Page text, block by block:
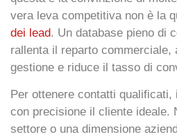
vera leva competitiva non è la
dei lead. Un database pieno di
rallenta il reparto commerciale,
gestione e riduce il tasso di
Per ottenere contatti qualificati,
con precisione il cliente ideale.
settore o una dimensione